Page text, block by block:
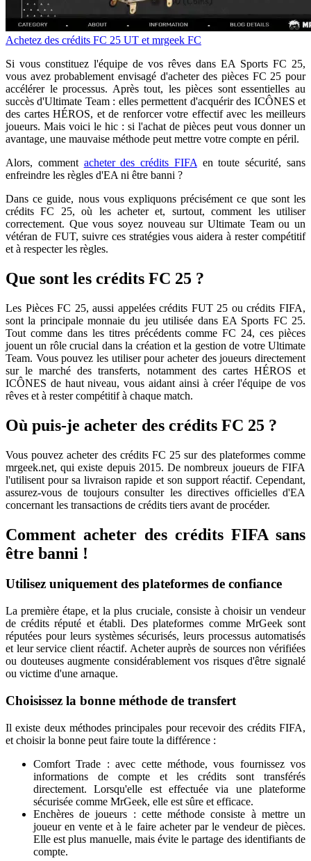
Achetez des crédits FC 25 UT et mrgeek FC
Si vous constituez l'équipe de vos rêves dans EA Sports FC 25,
vous avez probablement envisagé d'acheter des pièces FC 25 pour
accélérer le processus. Après tout, les pièces sont essentielles au
succès d'Ultimate Team : elles permettent d'acquérir des ICÔNES et
des cartes HÉROS, et de renforcer votre effectif avec les meilleurs
joueurs. Mais voici le hic : si l'achat de pièces peut vous donner un
avantage, une mauvaise méthode peut mettre votre compte en péril.
Alors, comment acheter des crédits FIFA en toute sécurité, sans
enfreindre les règles d'EA ni être banni ?
Dans ce guide, nous vous expliquons précisément ce que sont les
crédits FC 25, où les acheter et, surtout, comment les utiliser
correctement. Que vous soyez nouveau sur Ultimate Team ou un
vétéran de FUT, suivre ces stratégies vous aidera à rester compétitif
et à respecter les règles.
Que sont les crédits FC 25 ?
Les Pièces FC 25, aussi appelées crédits FUT 25 ou crédits FIFA,
sont la principale monnaie du jeu utilisée dans EA Sports FC 25.
Tout comme dans les titres précédents comme FC 24, ces pièces
jouent un rôle crucial dans la création et la gestion de votre Ultimate
Team. Vous pouvez les utiliser pour acheter des joueurs directement
sur le marché des transferts, notamment des cartes HÉROS et
ICÔNES de haut niveau, vous aidant ainsi à créer l'équipe de vos
rêves et à rester compétitif à chaque match.
Où puis-je acheter des crédits FC 25 ?
Vous pouvez acheter des crédits FC 25 sur des plateformes comme
mrgeek.net, qui existe depuis 2015. De nombreux joueurs de FIFA
l'utilisent pour sa livraison rapide et son support réactif. Cependant,
assurez-vous de toujours consulter les directives officielles d'EA
concernant les transactions de crédits tiers avant de procéder.
Comment acheter des crédits FIFA sans
être banni !
Utilisez uniquement des plateformes de confiance
La première étape, et la plus cruciale, consiste à choisir un vendeur
de crédits réputé et établi. Des plateformes comme MrGeek sont
réputées pour leurs systèmes sécurisés, leurs processus automatisés
et leur service client réactif. Acheter auprès de sources non vérifiées
ou douteuses augmente considérablement vos risques d'être signalé
ou victime d'une arnaque.
Choisissez la bonne méthode de transfert
Il existe deux méthodes principales pour recevoir des crédits FIFA,
et choisir la bonne peut faire toute la différence :
Comfort Trade : avec cette méthode, vous fournissez vos
informations de compte et les crédits sont transférés
directement. Lorsqu'elle est effectuée via une plateforme
sécurisée comme MrGeek, elle est sûre et efficace.
Enchères de joueurs : cette méthode consiste à mettre un
joueur en vente et à le faire acheter par le vendeur de pièces.
Elle est plus manuelle, mais évite le partage des identifiants de
compte.